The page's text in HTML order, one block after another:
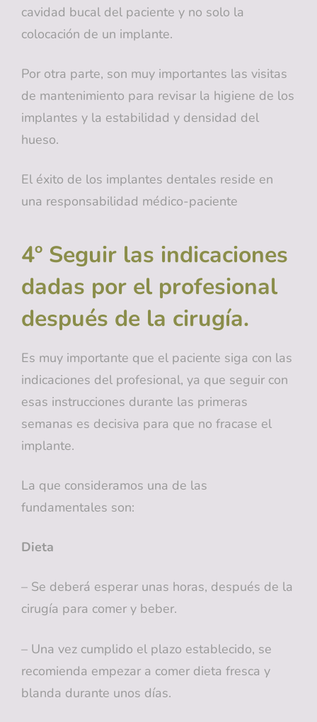
cavidad bucal del paciente y no solo la
colocación de un implante.
Por otra parte, son muy importantes las visitas
de mantenimiento para revisar la higiene de los
implantes y la estabilidad y densidad del
hueso.
El éxito de los implantes dentales reside en
una responsabilidad médico-paciente
4º Seguir las indicaciones
dadas por el profesional
después de la cirugía.
Es muy importante que el paciente siga con las
indicaciones del profesional, ya que seguir con
esas instrucciones durante las primeras
semanas es decisiva para que no fracase el
implante.
La que consideramos una de las
fundamentales son:
Dieta
– Se deberá esperar unas horas, después de la
cirugía para comer y beber.
– Una vez cumplido el plazo establecido, se
recomienda empezar a comer dieta fresca y
blanda durante unos días.